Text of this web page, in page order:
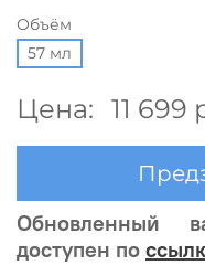
Объём
57 мл
Цена: 11 699
Обновленный
доступен по